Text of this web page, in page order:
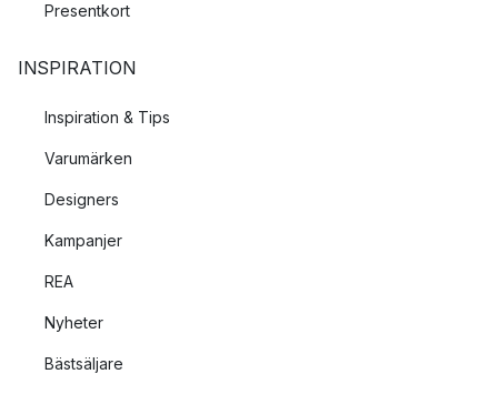
Presentkort
INSPIRATION
Inspiration & Tips
Varumärken
Designers
Kampanjer
REA
Nyheter
Bästsäljare